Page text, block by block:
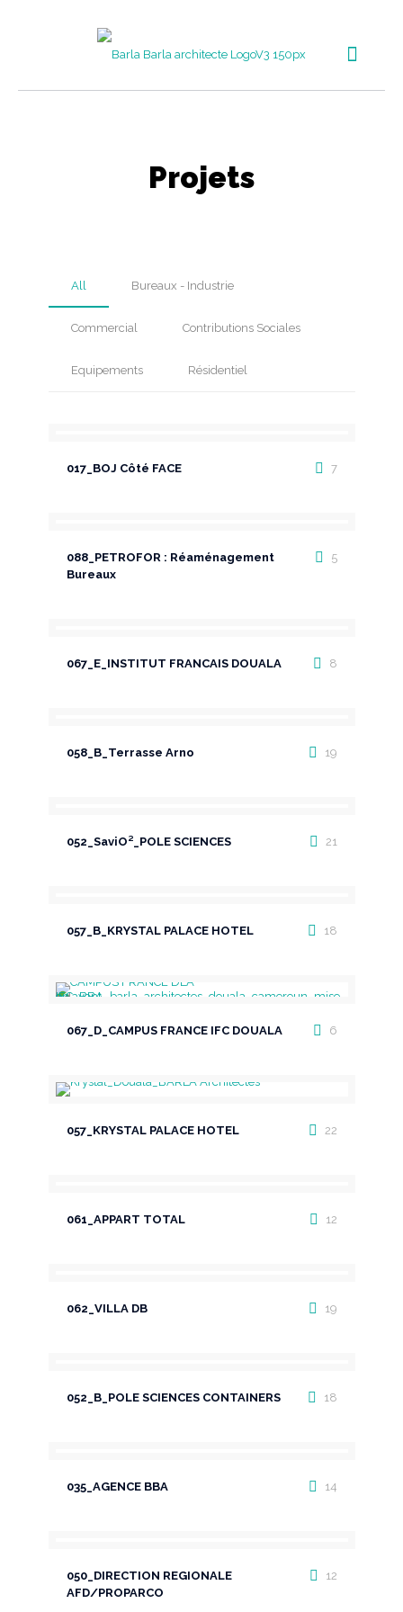
Projets
All Bureaux - Industrie
Commercial Contributions Sociales
Equipements Résidentiel
017_BOJ Côté FACE 7
088_PETROFOR : Réaménagement
Bureaux
5
067_E_INSTITUT FRANCAIS DOUALA 8
058_B_Terrasse Arno 19
052_SaviO²_POLE SCIENCES 21
057_B_KRYSTAL PALACE HOTEL 18
067_D_CAMPUS FRANCE IFC DOUALA 6
057_KRYSTAL PALACE HOTEL 22
061_APPART TOTAL 12
062_VILLA DB 19
052_B_POLE SCIENCES CONTAINERS 18
035_AGENCE BBA 14
050_DIRECTION REGIONALE
AFD/PROPARCO
12